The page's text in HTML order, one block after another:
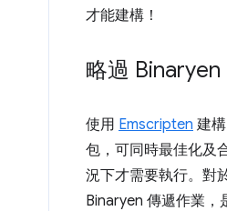
才能建構！
略過 Binaryen
使用 Emscripten 建
包，可同時最佳化及
況下才需要執行。對
Binaryen 傳遞作業，